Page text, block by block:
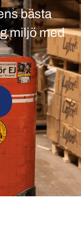
bästa
miljö med